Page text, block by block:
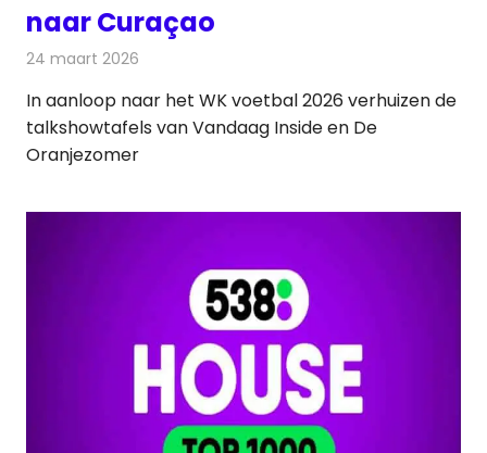
naar Curaçao
24 maart 2026
In aanloop naar het WK voetbal 2026 verhuizen de
talkshowtafels van Vandaag Inside en De
Oranjezomer